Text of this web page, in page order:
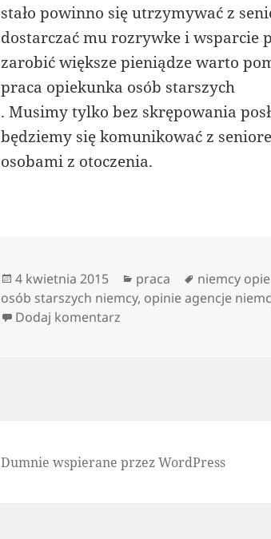
stało powinno się utrzymywać z
dostarczać mu rozrywke i wsparcie
zarobić większe pieniądze warto
praca opiekunka osób starszych
. Musimy tylko bez skrępowania
będziemy się komunikować z
osobami z otoczenia.
Data
publikacji
4 kwietnia 2015 Kategorie
praca Tagi
niemcy
osób starszych niemcy, opinie agencje
Dodaj komentarz
Dumnie wspierane przez WordPress